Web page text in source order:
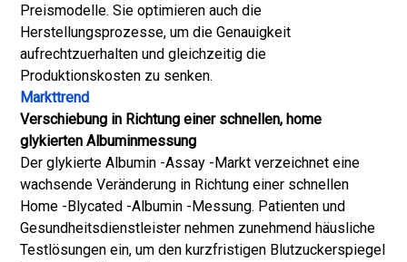
Preismodelle. Sie optimieren auch die
Herstellungsprozesse, um die Genauigkeit
aufrechtzuerhalten und gleichzeitig die
Produktionskosten zu senken.
Markttrend
Verschiebung in Richtung einer schnellen, home
glykierten Albuminmessung
Der glykierte Albumin -Assay -Markt verzeichnet eine
wachsende Veränderung in Richtung einer schnellen
Home -Blycated -Albumin -Messung. Patienten und
Gesundheitsdienstleister nehmen zunehmend häusliche
Testlösungen ein, um den kurzfristigen Blutzuckerspiegel